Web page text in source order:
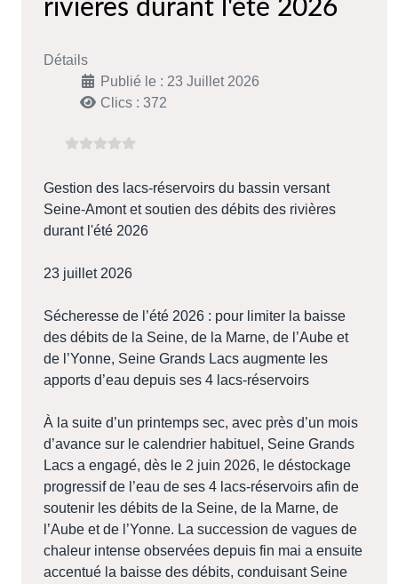
rivières durant l'été 2026
Détails
Publié le : 23 Juillet 2026
Clics : 372
Gestion des lacs-réservoirs du bassin versant
Seine-Amont et soutien des débits des rivières
durant l'été 2026
23 juillet 2026
Sécheresse de l’été 2026 : pour limiter la baisse
des débits de la Seine, de la Marne, de l’Aube et
de l’Yonne, Seine Grands Lacs augmente les
apports d’eau depuis ses 4 lacs-réservoirs
À la suite d’un printemps sec, avec près d’un mois
d’avance sur le calendrier habituel, Seine Grands
Lacs a engagé, dès le 2 juin 2026, le déstockage
progressif de l’eau de ses 4 lacs-réservoirs afin de
soutenir les débits de la Seine, de la Marne, de
l’Aube et de l’Yonne. La succession de vagues de
chaleur intense observées depuis fin mai a ensuite
accentué la baisse des débits, conduisant Seine